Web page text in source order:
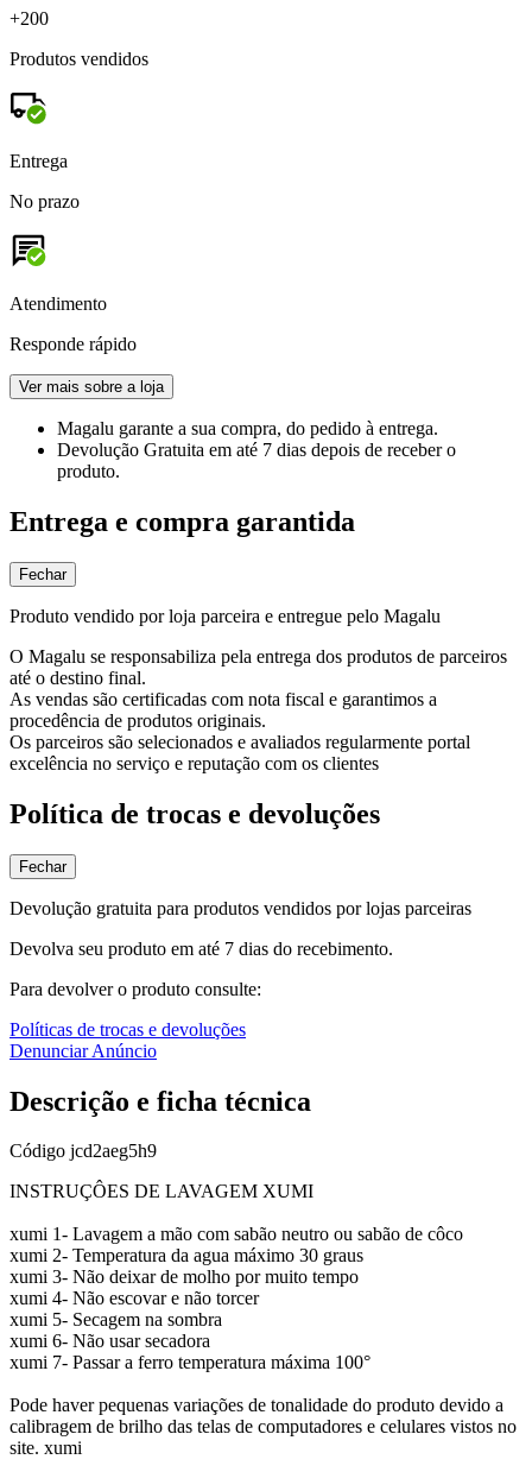
+200
Produtos vendidos
Entrega
No prazo
Atendimento
Responde rápido
Ver mais sobre a loja
Magalu garante a sua compra, do pedido à entrega.
Devolução Gratuita em até 7 dias depois de receber o
produto.
Entrega e compra garantida
Fechar
Produto vendido por loja parceira e entregue pelo Magalu
O Magalu se responsabiliza pela entrega dos produtos de parceiros
até o destino final.
As vendas são certificadas com nota fiscal e garantimos a
procedência de produtos originais.
Os parceiros são selecionados e avaliados regularmente portal
excelência no serviço e reputação com os clientes
Política de trocas e devoluções
Fechar
Devolução gratuita para produtos vendidos por lojas parceiras
Devolva seu produto em até 7 dias do recebimento.
Para devolver o produto consulte:
Políticas de trocas e devoluções
Denunciar Anúncio
Descrição e ficha técnica
Código jcd2aeg5h9
INSTRUÇÔES DE LAVAGEM XUMI
xumi 1- Lavagem a mão com sabão neutro ou sabão de côco
xumi 2- Temperatura da agua máximo 30 graus
xumi 3- Não deixar de molho por muito tempo
xumi 4- Não escovar e não torcer
xumi 5- Secagem na sombra
xumi 6- Não usar secadora
xumi 7- Passar a ferro temperatura máxima 100°
Pode haver pequenas variações de tonalidade do produto devido a
calibragem de brilho das telas de computadores e celulares vistos no
site. xumi